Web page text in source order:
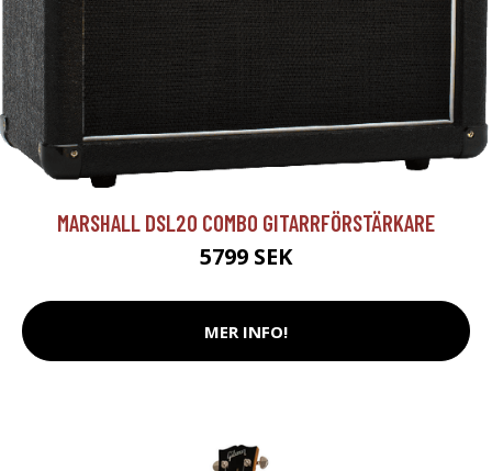
MARSHALL DSL20 COMBO GITARRFÖRSTÄRKARE
5799 SEK
MER INFO!